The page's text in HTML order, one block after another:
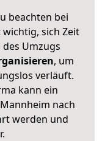
beachten bei
wichtig, sich Zeit
Umzugs
, um
verläuft.
kann ein
nach
werden und